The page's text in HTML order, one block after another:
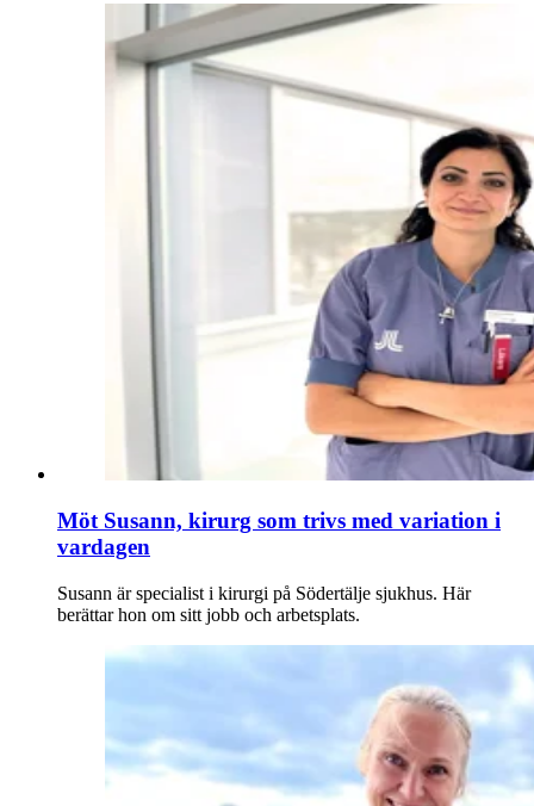
Möt Susann, kirurg som trivs med variation i
vardagen
Susann är specialist i kirurgi på Södertälje sjukhus. Här
berättar hon om sitt jobb och arbetsplats.